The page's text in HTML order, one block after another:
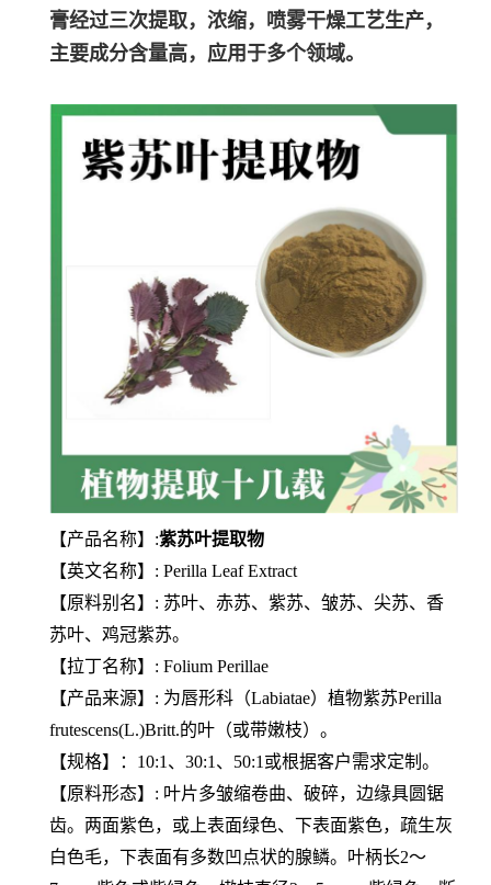
膏经过三次提取，浓缩，喷雾干燥工艺生产，
主要成分含量高，应用于多个领域。
【产品名称】:紫苏叶提取物
【英文名称】: Perilla Leaf Extract
【原料别名】: 苏叶、赤苏、紫苏、皱苏、尖苏、香
苏叶、鸡冠紫苏。
【拉丁名称】: Folium Perillae
【产品来源】: 为唇形科（Labiatae）植物紫苏Perilla
frutescens(L.)Britt.的叶（或带嫩枝）。
【规格】：10:1、30:1、50:1或根据客户需求定制。
【原料形态】: 叶片多皱缩卷曲、破碎，边缘具圆锯
齿。两面紫色，或上表面绿色、下表面紫色，疏生灰
白色毛，下表面有多数凹点状的腺鳞。叶柄长2～